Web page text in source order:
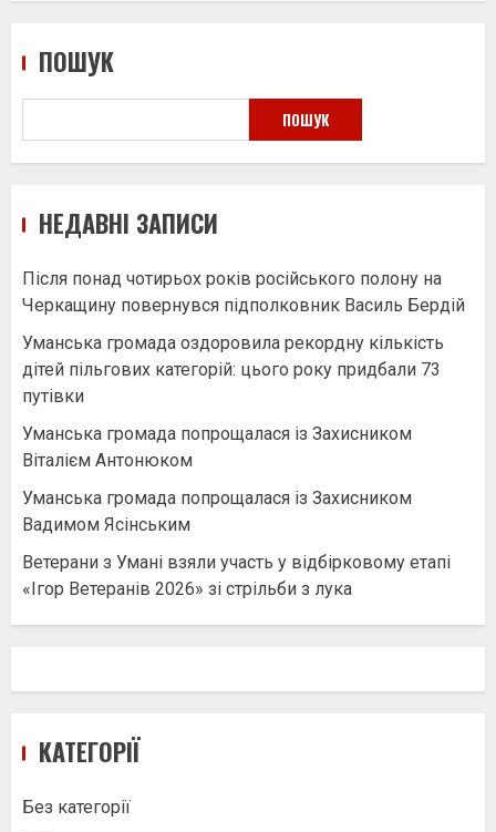
ПОШУК
ПОШУК
НЕДАВНІ ЗАПИСИ
Після понад чотирьох років російського полону на
Черкащину повернувся підполковник Василь Бердій
Уманська громада оздоровила рекордну кількість
дітей пільгових категорій: цього року придбали 73
путівки
Уманська громада попрощалася із Захисником
Віталієм Антонюком
Уманська громада попрощалася із Захисником
Вадимом Ясінським
Ветерани з Умані взяли участь у відбірковому етапі
«Ігор Ветеранів 2026» зі стрільби з лука
КАТЕГОРІЇ
Без категорії